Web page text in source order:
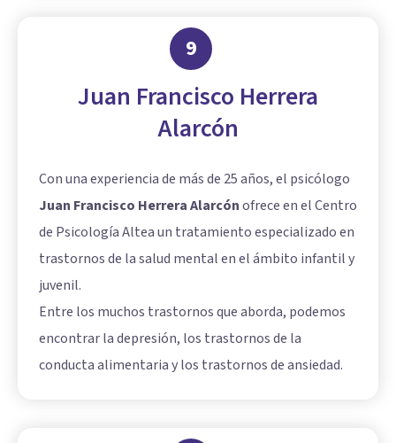
9
Juan Francisco Herrera
Alarcón
Con una experiencia de más de 25 años, el psicólogo
Juan Francisco Herrera Alarcónofrece en el Centro
de Psicología Altea un tratamiento especializado en
trastornos de la salud mental en el ámbito infantil y
juvenil.
Entre los muchos trastornos que aborda, podemos
encontrar la depresión, los trastornos de la
conducta alimentaria y los trastornos de ansiedad.